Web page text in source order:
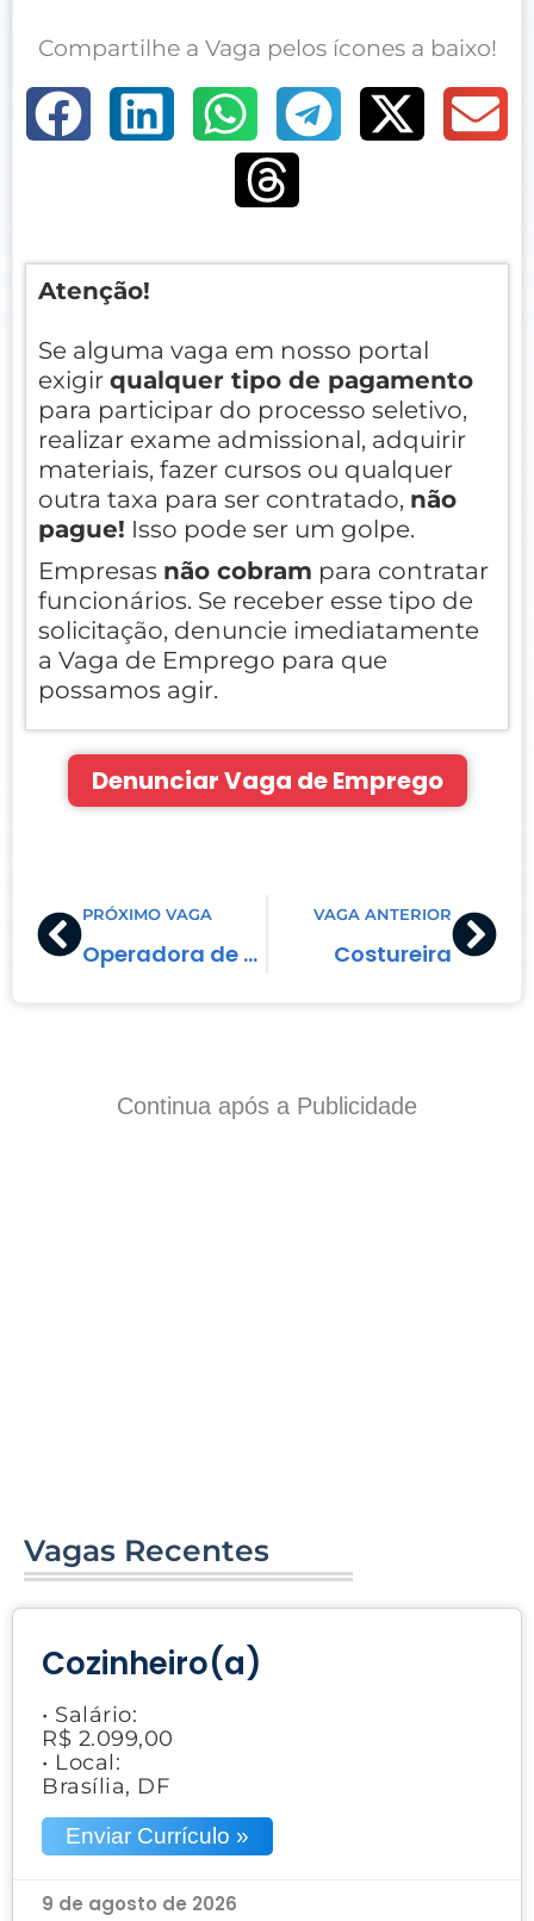
Compartilhe a Vaga pelos ícones a baixo!
Atenção!
Se alguma vaga em nosso portal
exigir qualquer tipo de pagamento
para participar do processo seletivo,
realizar exame admissional, adquirir
materiais, fazer cursos ou qualquer
outra taxa para ser contratado, não
pague! Isso pode ser um golpe.
Empresas não cobram para contratar
funcionários. Se receber esse tipo de
solicitação, denuncie imediatamente
a Vaga de Emprego para que
possamos agir.
Denunciar Vaga de Emprego
Prev
PRÓXIMO VAGA
Operadora de Caixa
VAGA ANTERIOR
Costureira
Continua após a Publicidade
Vagas Recentes
Cozinheiro(a)
• Salário:
R$ 2.099,00
• Local:
Brasília, DF
Enviar Currículo »
9 de agosto de 2026